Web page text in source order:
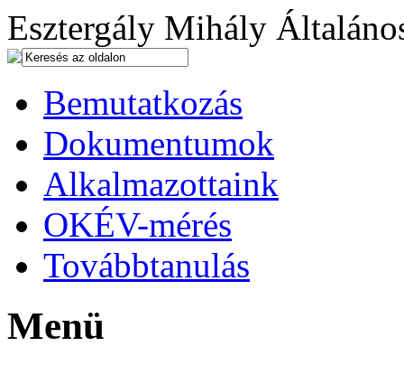
Esztergály Mihály
Bemutatkozás
Dokumentumok
Alkalmazottaink
OKÉV-mérés
Továbbtanulás
Menü